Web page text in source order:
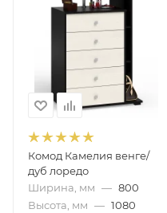
Комод Камелия венге/
дуб лоредо
Ширина, мм — 800
Высота, мм — 1080